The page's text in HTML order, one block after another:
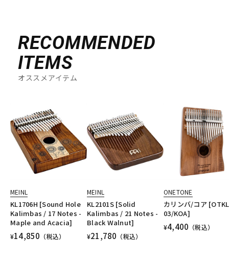
RECOMMENDED
ITEMS
オススメアイテム
MEINL
KL1706H [Sound Hole
Kalimbas / 17 Notes -
Maple and Acacia]
¥14,850 （税込）
MEINL
KL2101S [Solid
Kalimbas / 21 Notes -
Black Walnut]
¥21,780 （税込）
ONETONE
カリンバ/コア
03/KOA]
¥4,400 （税込）